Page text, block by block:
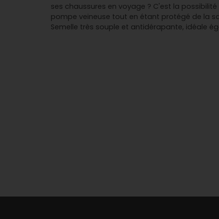
ses chaussures en voyage ? C'est la
pompe veineuse tout en étant protégé de la
Semelle très souple et antidérapante, idéale